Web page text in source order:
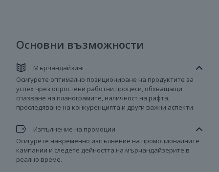
Основни възможности
Мърчандайзинг
Осигурете оптимално позициониране на продуктите за
успех чрез опростени работни процеси, обхващащи
спазване на планограмите, наличност на рафта,
проследяване на конкуренцията и други важни аспекти.
Изпълнение на промоции
Осигурете навременно изпълнение на промоционалните
кампании и следете дейността на мърчандайзерите в
реално време.